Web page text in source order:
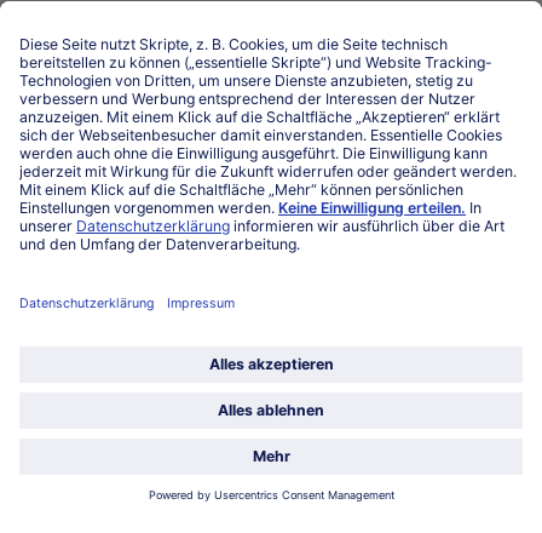
Kontakt
FAQ
Service
Unternehmen